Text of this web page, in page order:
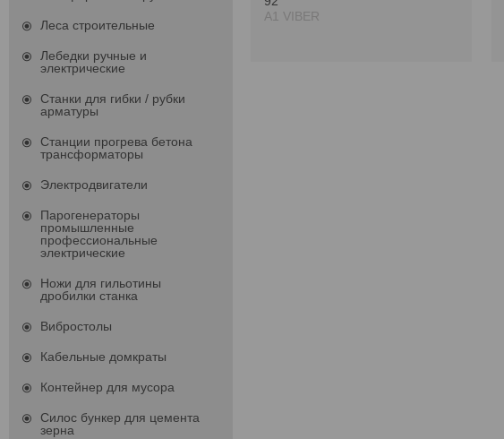
А1 VIBER
Леса строительные
Лебедки ручные и
электрические
Станки для гибки / рубки
арматуры
Станции прогрева бетона
трансформаторы
Электродвигатели
Парогенераторы
промышленные
профессиональные
электрические
Ножи для гильотины
дробилки станка
Вибростолы
Кабельные домкраты
Контейнер для мусора
Силос бункер для цемента
зерна